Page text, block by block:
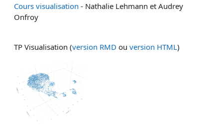
Cours visualisation - Nathalie Lehmann et Audrey
Onfroy
TP Visualisation (version RMD ou version HTML)